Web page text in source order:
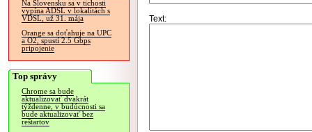
Na Slovensku sa v tichosti
vypína ADSL v lokalitách s
VDSL, už 31. mája
Orange sa doťahuje na UPC
a O2, spustí 2.5 Gbps
pripojenie
Top správy
Chrome sa bude
aktualizovať dvakrát
týždenne, v budúcnosti sa
bude aktualizovať bez
reštartov
Text: